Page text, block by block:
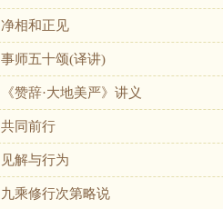
净相和正见
事师五十颂(译讲)
《赞辞·大地美严》讲义
共同前行
见解与行为
九乘修行次第略说